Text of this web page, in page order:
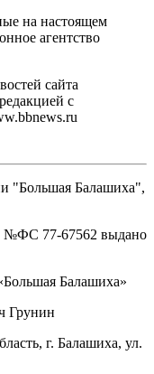
на настоящем
агентство
сайта
с
"Большая Балашиха",
№ФС ‎77-67562 выдано
Балашиха»
Грунин
г. Балашиха, ул.